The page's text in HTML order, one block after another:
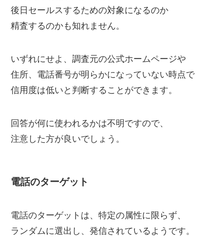
後日セールスするための対象になるのか
精査するのかも知れません。
いずれにせよ、調査元の公式ホームページや
住所、電話番号が明らかになっていない時点で
信用度は低いと判断することができます。
回答が何に使われるかは不明ですので、
注意した方が良いでしょう。
電話のターゲット
電話のターゲットは、特定の属性に限らず、
ランダムに選出し、発信されているようです。